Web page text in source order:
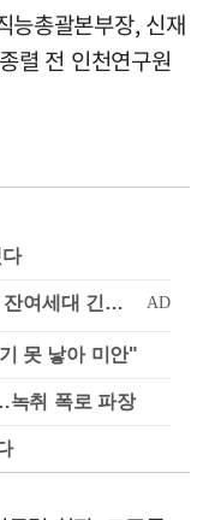
능총괄본부장, 신재
렬 전 인천연구원
못 낳아 미안"
취 폭로 파장